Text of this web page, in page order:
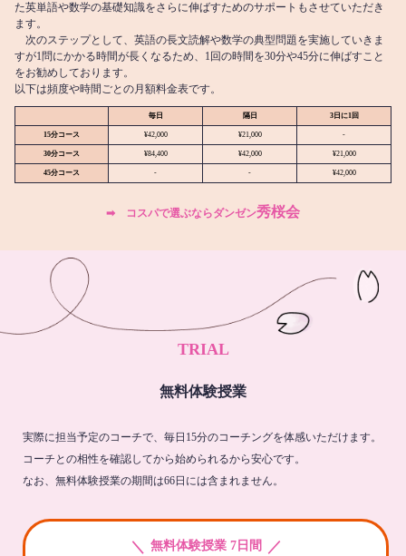
た英単語や数学の基礎知識をさらに伸ばすためのサポートもさせていただき
ます。
次のステップとして、英語の長文読解や数学の典型問題を実施していきま
すが1問にかかる時間が長くなるため、1回の時間を30分や45分に伸ばすこと
をお勧めしております。
以下は頻度や時間ごとの月額料金表です。
毎日 隔日 3日に1回
15分コース ¥42,000 ¥21,000 -
30分コース ¥84,400 ¥42,000 ¥21,000
45分コース - - ¥42,000
➡︎ コスパで選ぶならダンゼン秀桜会
TRIAL
無料体験授業
実際に担当予定のコーチで、毎日15分のコーチングを体感いただけます。
コーチとの相性を確認してから始められるから安心です。
なお、無料体験授業の期間は66日には含まれません。
＼ 無料体験授業 7日間 ／